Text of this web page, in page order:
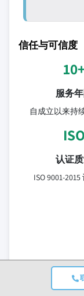
信任与可信度
服务
自成立以来持
ISO
认证
ISO 9001-
已验证的数据